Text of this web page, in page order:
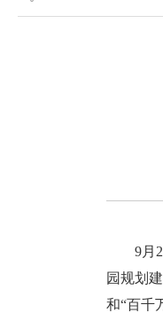
9月20
园规划
和“百千